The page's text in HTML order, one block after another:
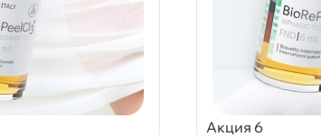
Акция 6